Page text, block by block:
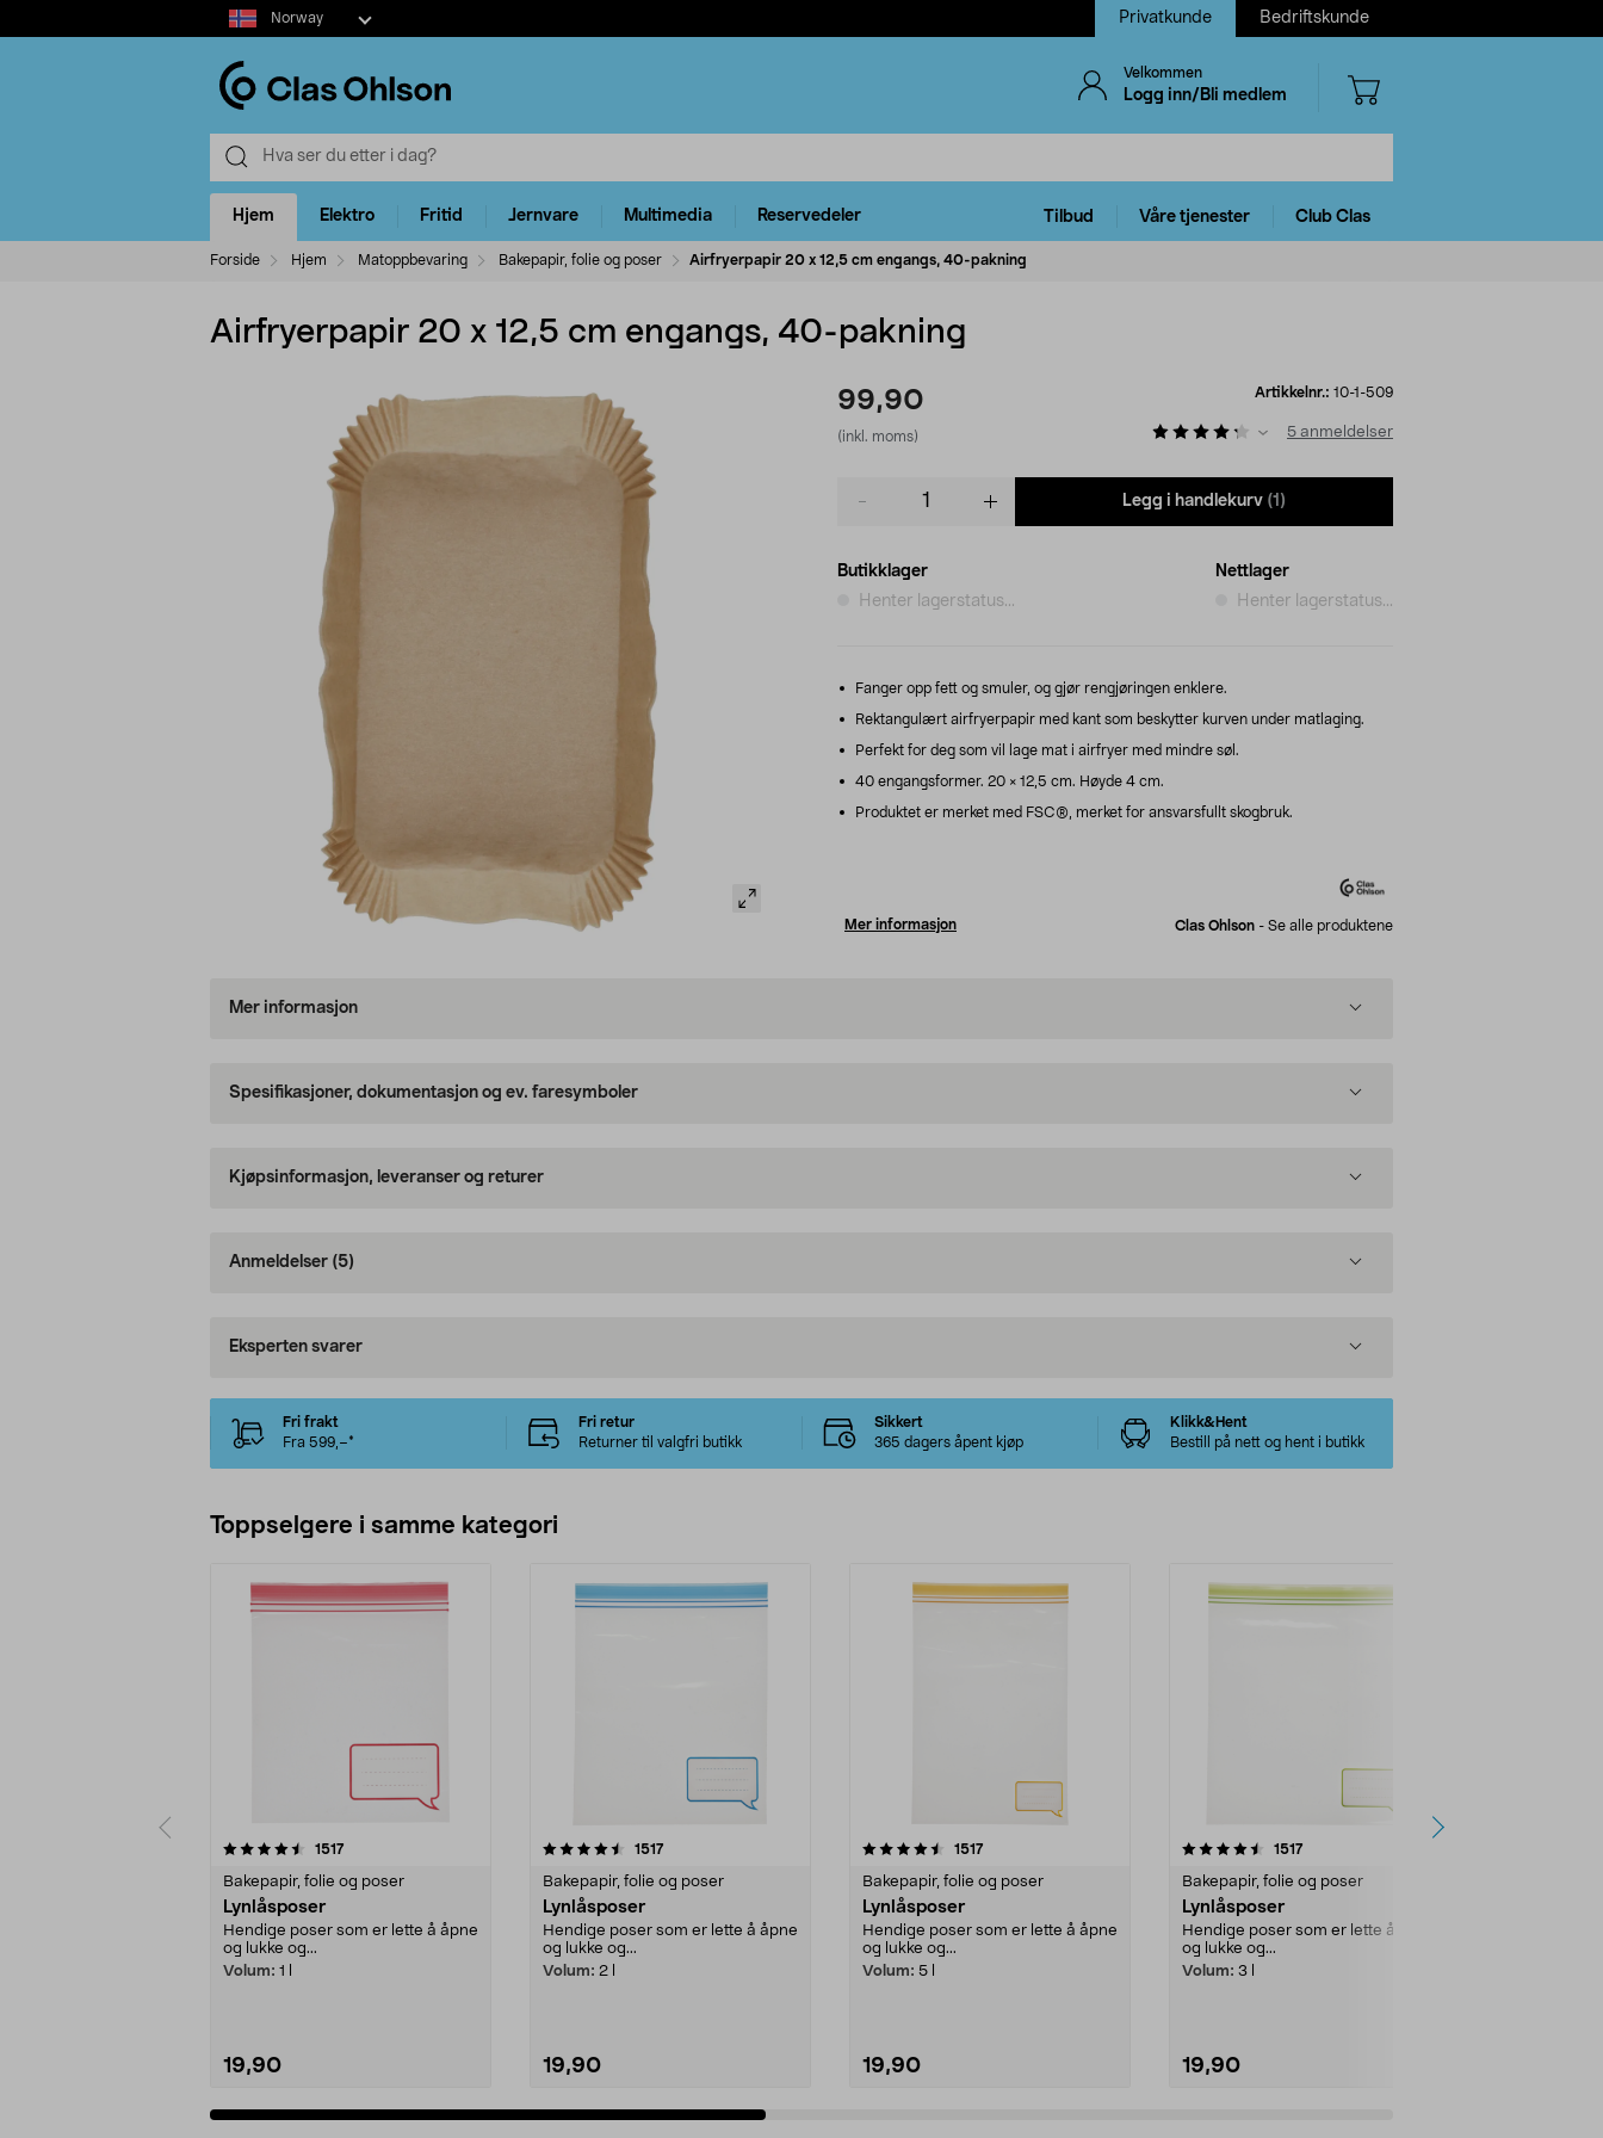
Select
market
Norway Privatkunde Bedriftskunde
Velkommen
Logg inn/Bli medlem
Hjem Elektro Fritid Jernvare Multimedia Reservedeler Tilbud Våre tjenester Club Clas
Forside Hjem Matoppbevaring Bakepapir, folie og poser Airfryerpapir 20 x 12,5 cm engangs, 40-pakning
Airfryerpapir 20 x 12,5 cm engangs, 40-pakning
99,90
(inkl. moms)
Artikkelnr.: 10-1-509
5 anmeldelser
Legg i handlekurv (1)
Butikklager
Henter lagerstatus...
Nettlager
Henter lagerstatus...
Fanger opp fett og smuler, og gjør rengjøringen enklere.
Rektangulært airfryerpapir med kant som beskytter kurven under matlaging.
Perfekt for deg som vil lage mat i airfryer med mindre søl.
40 engangsformer. 20 × 12,5 cm. Høyde 4 cm.
Produktet er merket med FSC®, merket for ansvarsfullt skogbruk.
Mer informasjon Clas Ohlson - Se alle produktene
Mer informasjon
Spesifikasjoner, dokumentasjon og ev. faresymboler
Kjøpsinformasjon, leveranser og returer
Anmeldelser (5)
Eksperten svarer
Fri frakt
Fra 599,–*
Fri retur
Returner til valgfri butikk
Sikkert
365 dagers åpent kjøp
Klikk&Hent
Bestill på nett og hent i butikk
Toppselgere i samme kategori
1517anmeldelser
Bakepapir, folie og poser
Lynlåsposer
Hendige poser som er lette å åpne
og lukke og...
Volum: 1 l
19,90
4.5 av 5 stjerner 1517anmeldelser
Bakepapir, folie og poser
Lynlåsposer
Hendige poser som er lette å åpne
og lukke og...
Volum: 2 l
19,90
4.5 av 5 stjerner 1517anmeldelser
Bakepapir, folie og poser
Lynlåsposer
Hendige poser som er lette å åpne
og lukke og...
Volum: 5 l
19,90
4.5 av 5 stjerner 1517anmeldelser
Bakepapir, folie og poser
Lynlåsposer
Hendige poser som er lette å åpne
og lukke og...
Volum: 3 l
19,90
4.5 av 5 stjerner